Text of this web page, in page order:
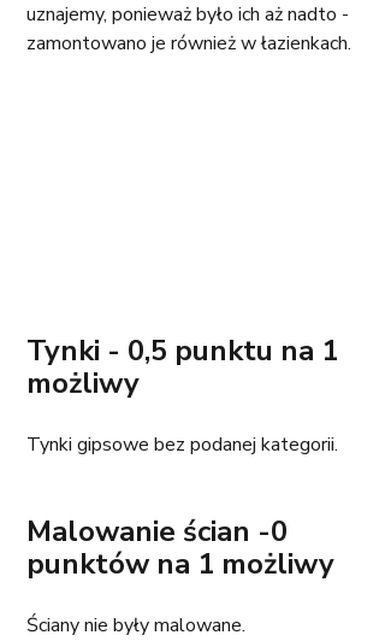
uznajemy, ponieważ było ich aż nadto -
zamontowano je również w łazienkach.
Tynki - 0,5 punktu na 1
możliwy
Tynki gipsowe bez podanej kategorii.
Malowanie ścian -0
punktów na 1 możliwy
Ściany nie były malowane.